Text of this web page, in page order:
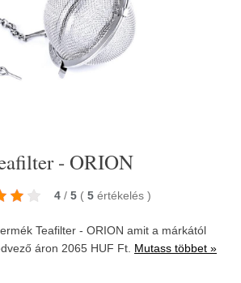
- ORION
4 / 5 ( 5 értékelés )
Teafilter - ORION amit a márkától
áron 2065 HUF Ft. Mutass többet »